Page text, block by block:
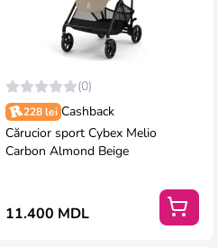
(0)
228 lei Cashback
Cărucior sport Cybex Melio
Carbon Almond Beige
11.400 MDL